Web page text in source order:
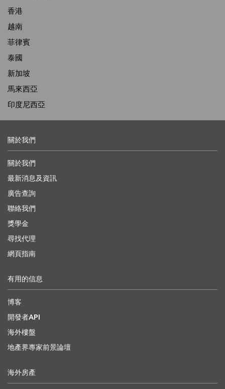
香港
越南
菲律賓
泰國
新加坡
馬來西亞
印度尼西亞
關於我們
關於我們
最新消息及資訊
廣告查詢
聯絡我們
獎學金
尋找代理
網頁指南
有用的信息
博客
開發者API
海外樓盤
地產界專家前景論壇
海外房產